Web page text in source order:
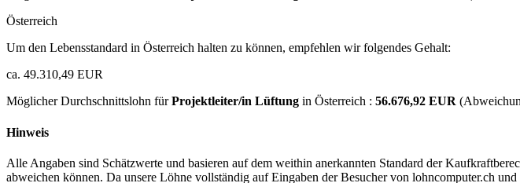
Österreich
Um den Lebensstandard in Österreich halten zu können, empfehlen wir folgendes Gehalt:
ca. 49.310,49 EUR
Möglicher Durchschnittslohn fürProjektleiter/in Lüftung in Österreich : 56.676,92 EUR
Hinweis
Alle Angaben sind Schätzwerte und basieren auf dem weithin anerkannten Standard der
abweichen können. Da unsere Löhne vollständig auf Eingaben der Besucher von lohncomputer.ch